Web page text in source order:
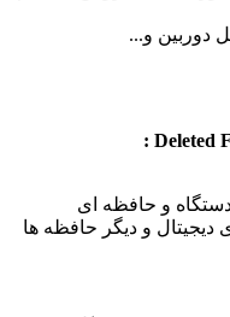
و...
و حافظه ای
و دیگر حافظه ها